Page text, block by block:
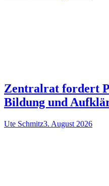
Zentralrat fordert
Bildung und
Ute Schmitz3. August 2026